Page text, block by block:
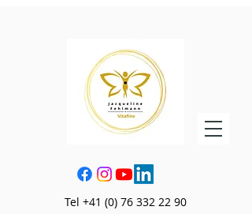
Tel +41 (0) 76 332 22 90